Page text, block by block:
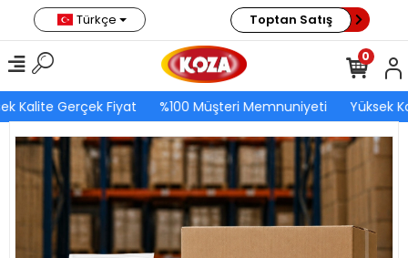
Kalite Gerçek Fiyat %100 Müşteri Memnuniyeti Yüksek
Türkçe Toptan Satış
0